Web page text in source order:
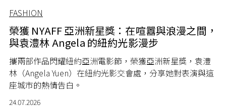
FASHION
榮獲 NYAFF 亞洲新星獎：在喧囂與浪漫之間，
與袁澧林 Angela 的紐約光影漫步
攜兩部作品閃耀紐約亞洲電影節，榮獲亞洲新星獎，袁澧
林（Angela Yuen）在紐約光影交會處，分享她對表演與這
座城市的熱情告白。
24.07.2026